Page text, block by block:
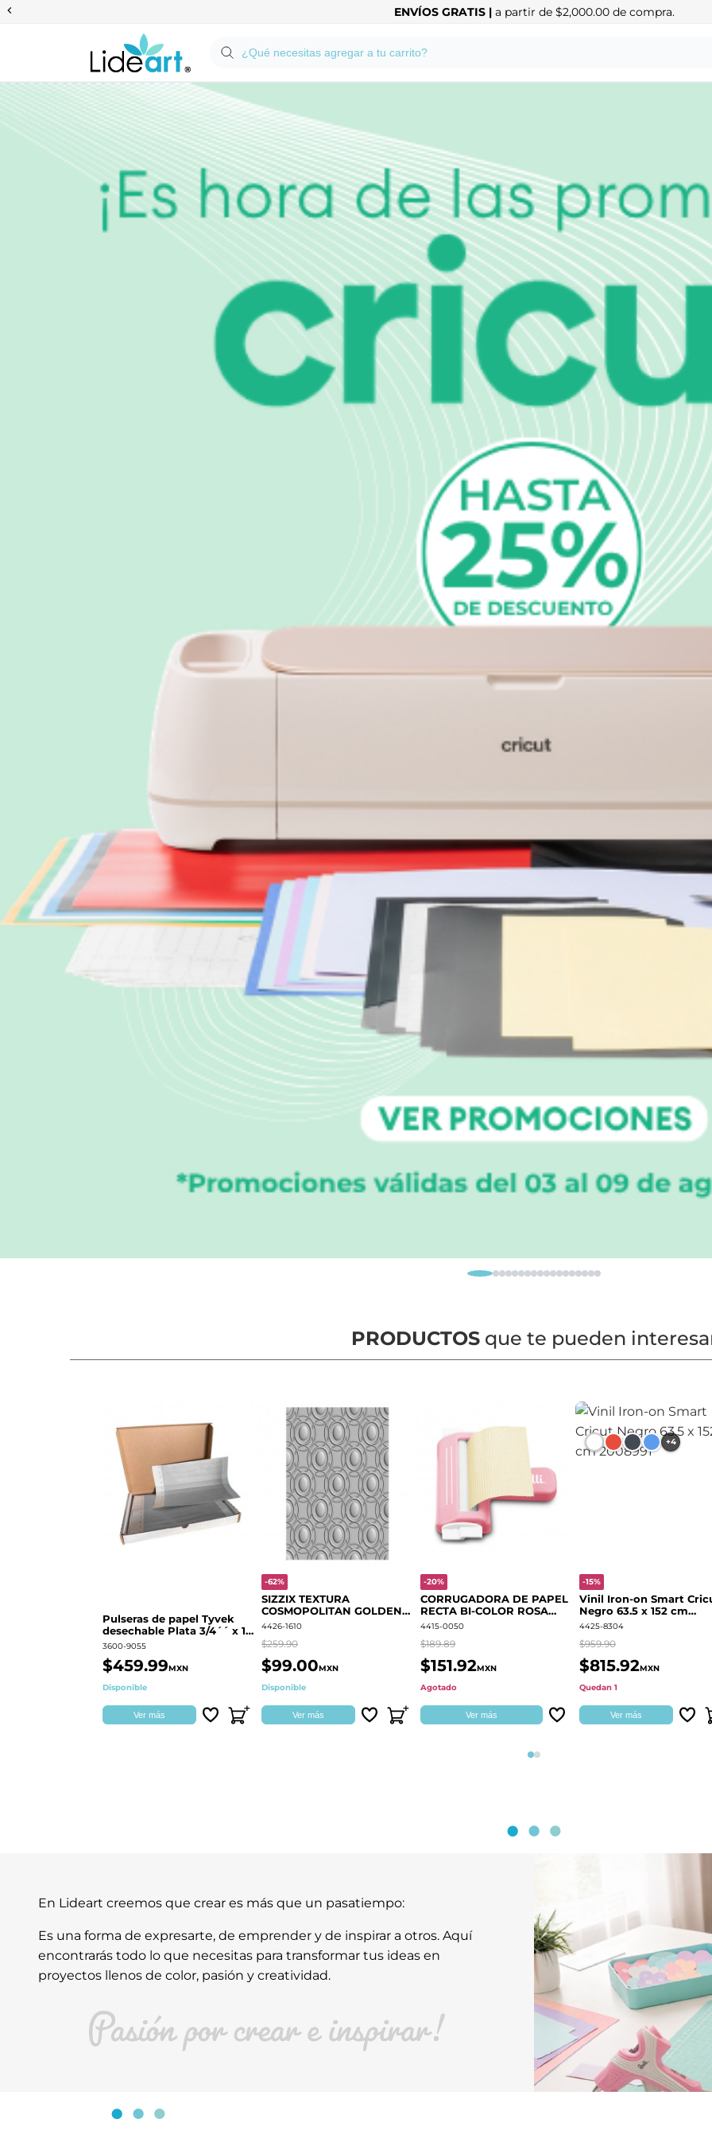
Anterior ENVÍOS GRATIS | a partir de $2,000.00 de compra.
PRODUCTOSque te pueden
Pulseras de papel Tyvek
desechable Plata 3/4´´ x 10
´´
3600-9055
$459.99MXN
Disponible
Ver más
-62%
SIZZIX TEXTURA
COSMOPOLITAN GOLDEN
RINGS S.PARK 666700
4426-1610
$259.90
$99.00MXN
Disponible
Ver más
-20%
CORRUGADORA DE PAPEL
RECTA BI-COLOR ROSA
QUELLI
4415-0050
$189.89
$151.92MXN
Agotado
Ver más
+4
-15%
Vinil Iron-on Smart
Negro 63.5 x 152 cm
2008991
4425-8304
$959.90
$815.92MXN
Quedan 1
Ver más
Página 1
Página 2
En Lideart creemos que crear es más que un pasatiempo:
Es una forma de expresarte, de emprender y de inspirar a otros. Aquí
encontrarás todo lo que necesitas para transformar tus ideas en
proyectos llenos de color, pasión y creatividad.